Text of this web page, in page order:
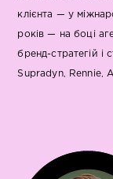
клієнта — у
років — на боці
бренд-стратегій і
Supradyn, Rennie,